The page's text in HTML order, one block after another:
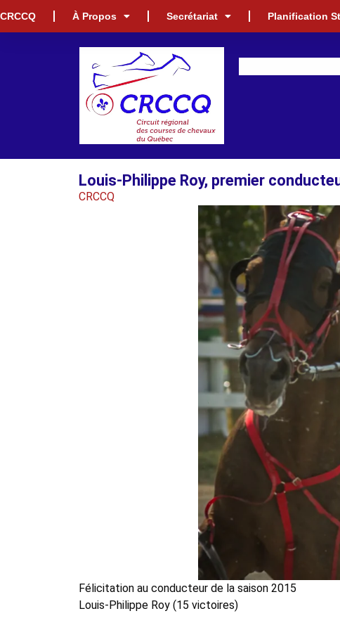
CRCCQ À Propos Secrétariat Planification
Louis-Philippe Roy, premier
CRCCQ
Félicitation au conducteur de la saison 2015
Louis-Philippe Roy (15 victoires)